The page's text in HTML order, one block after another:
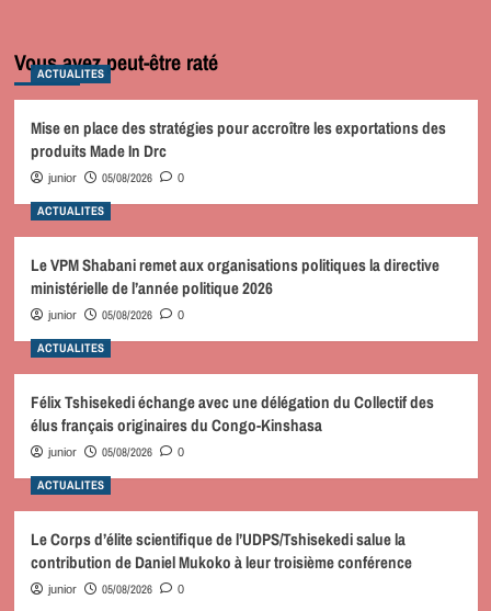
Vous avez peut-être raté
ACTUALITES
Mise en place des stratégies pour accroître les exportations des
produits Made In Drc
junior 05/08/2026 0
ACTUALITES
Le VPM Shabani remet aux organisations politiques la directive
ministérielle de l’année politique 2026
junior 05/08/2026 0
ACTUALITES
Félix Tshisekedi échange avec une délégation du Collectif des
élus français originaires du Congo-Kinshasa
junior 05/08/2026 0
ACTUALITES
Le Corps d’élite scientifique de l’UDPS/Tshisekedi salue la
contribution de Daniel Mukoko à leur troisième conférence
junior 05/08/2026 0